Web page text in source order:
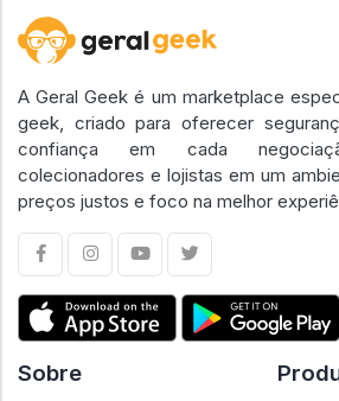
A Geral Geek é um marketplace
geek, criado para oferecer
confiança em cada
colecionadores e lojistas em um
preços justos e foco na melhor
Sobre